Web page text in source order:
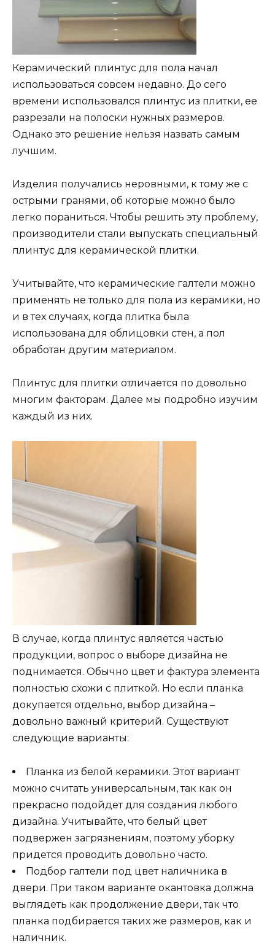
Керамический плинтус для пола начал
использоваться совсем недавно. До сего
времени использовался плинтус из плитки, ее
разрезали на полоски нужных размеров.
Однако это решение нельзя назвать самым
лучшим.
Изделия получались неровными, к тому же с
острыми гранями, об которые можно было
легко пораниться. Чтобы решить эту проблему,
производители стали выпускать специальный
плинтус для керамической плитки.
Учитывайте, что керамические галтели можно
применять не только для пола из керамики, но
и в тех случаях, когда плитка была
использована для облицовки стен, а пол
обработан другим материалом.
Плинтус для плитки отличается по довольно
многим факторам. Далее мы подробно изучим
каждый из них.
В случае, когда плинтус является частью
продукции, вопрос о выборе дизайна не
поднимается. Обычно цвет и фактура элемента
полностью схожи с плиткой. Но если планка
докупается отдельно, выбор дизайна –
довольно важный критерий. Существуют
следующие варианты:
Планка из белой керамики. Этот вариант
можно считать универсальным, так как он
прекрасно подойдет для создания любого
дизайна. Учитывайте, что белый цвет
подвержен загрязнениям, поэтому уборку
придется проводить довольно часто.
Подбор галтели под цвет наличника в
двери. При таком варианте окантовка должна
выглядеть как продолжение двери, так что
планка подбирается таких же размеров, как и
наличник.